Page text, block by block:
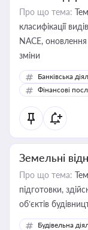
Про що тема:
класифікації
NACE,
зміни
Банківська
Фінансові
Земельні
Про що тема:
підготовки,
об’єктів
Будівельна